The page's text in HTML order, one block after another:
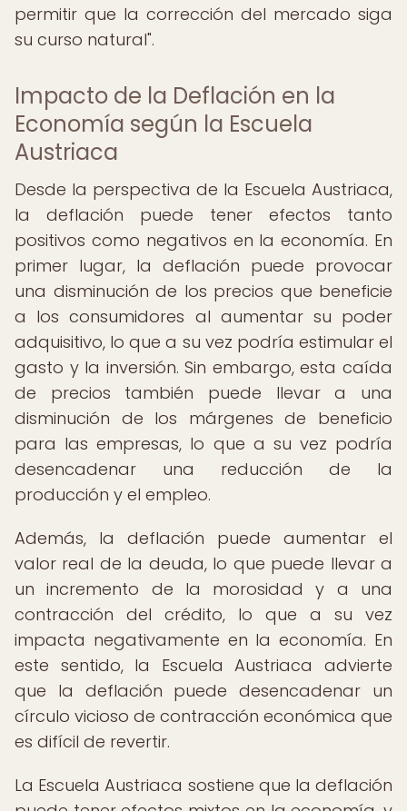
permitir que la corrección del mercado siga
su curso natural".
Impacto de la Deflación en la
Economía según la Escuela
Austriaca
Desde la perspectiva de la Escuela Austriaca,
la deflación puede tener efectos tanto
positivos como negativos en la economía. En
primer lugar, la deflación puede provocar
una disminución de los precios que beneficie
a los consumidores al aumentar su poder
adquisitivo, lo que a su vez podría estimular el
gasto y la inversión. Sin embargo, esta caída
de precios también puede llevar a una
disminución de los márgenes de beneficio
para las empresas, lo que a su vez podría
desencadenar una reducción de la
producción y el empleo.
Además, la deflación puede aumentar el
valor real de la deuda, lo que puede llevar a
un incremento de la morosidad y a una
contracción del crédito, lo que a su vez
impacta negativamente en la economía. En
este sentido, la Escuela Austriaca advierte
que la deflación puede desencadenar un
círculo vicioso de contracción económica que
es difícil de revertir.
La Escuela Austriaca sostiene que la deflación